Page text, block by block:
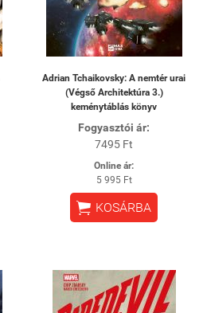
Adrian Tchaikovsky: A nemtér urai
(Végső Architektúra 3.)
keménytáblás könyv
Fogyasztói ár:
7495 Ft
Online ár:
5 995 Ft
 KOSÁRBA